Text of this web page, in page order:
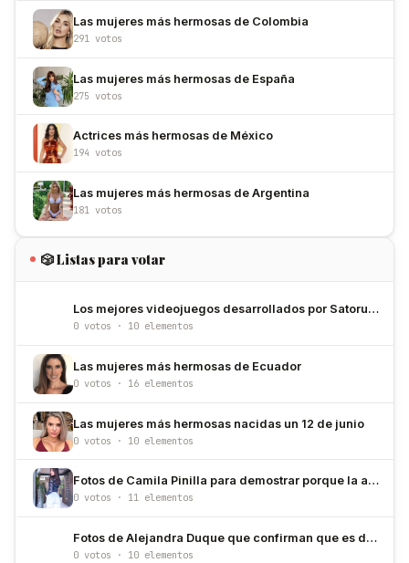
Las mujeres más hermosas de Colombia
291 votos
Las mujeres más hermosas de España
275 votos
Actrices más hermosas de México
194 votos
Las mujeres más hermosas de Argentina
181 votos
🎲 Listas para votar
Los mejores videojuegos desarrollados por Satoru Iwata
0 votos · 10 elementos
Las mujeres más hermosas de Ecuador
0 votos · 16 elementos
Las mujeres más hermosas nacidas un 12 de junio
0 votos · 10 elementos
Fotos de Camila Pinilla para demostrar porque la amamos
0 votos · 11 elementos
Fotos de Alejandra Duque que confirman que es de las más bellas de Colombia
0 votos · 10 elementos